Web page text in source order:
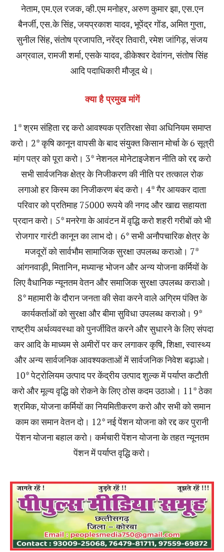
नेताम, एम.एल रजक, व्ही.एम मनोहर, अरुण कुमार झा, एस.एन
बैनर्जी, एस.के सिंह, जयप्रकाश यादव, भूपेंद्र गोंड, अमित गुप्ता,
सुनील सिंह, संतोष प्रजापति, नरेंद्र तिवारी, रमेश जांगिड़, संजय
अग्रवाल, रामजी शर्मा, एसके यादव, डीकेश्वर देवांगन, संतोष सिंह
आदि पदाधिकारी मौजूद थे।
क्या है प्रमुख मांगें
1* श्रम संहिता रद्द करो आवश्यक प्रतिरक्षा सेवा अधिनियम समाप्त
करो। 2* कृषि कानून वापसी के बाद संयुक्त किसान मोर्चा के 6 सूत्री
मांग पत्र को पूरा करो। 3* नेशनल मोनेटाइजेशन नीति को रद्द करो
सभी सार्वजनिक क्षेत्र के निजीकरण की नीति पर तत्काल रोक
लगाओ हर किस्म का निजीकरण बंद करो। 4* गैर आयकर दाता
परिवार को प्रतिमाह 75000 रूपये की नगद और खाद्य सहायता
प्रदान करो। 5* मनरेगा के आवंटन में वृद्धि करो शहरी गरीबों को भी
रोजगार गारंटी कानून का लाभ दो। 6* सभी अनौपचारिक क्षेत्र के
मजदूरों को सार्वभौम सामाजिक सुरक्षा उपलब्ध कराओ। 7*
आंगनवाड़ी, मितानिन, मध्यान्ह भोजन और अन्य योजना कर्मियों के
लिए वैधानिक न्यूनतम वेतन और समाजिक सुरक्षा उपलब्ध कराओ।
8* महामारी के दौरान जनता की सेवा करने वाले अग्रिम पंक्ति के
कार्यकर्ताओं को सुरक्षा और बीमा सुविधा उपलब्ध कराओ। 9*
राष्ट्रीय अर्थव्यवस्था को पुनर्जीवित करने और सुधारने के लिए संपदा
कर आदि के माध्यम से अमीरों पर कर लगाकर कृषि, शिक्षा, स्वास्थ्य
और अन्य सार्वजनिक आवश्यकताओं में सार्वजनिक निवेश बढ़ाओ।
10* पेट्रोलियम उत्पाद पर केंद्रीय उत्पाद शुल्क में पर्याप्त कटौती
करो और मूल्य वृद्धि को रोकने के लिए ठोस कदम उठाओ। 11* ठेका
श्रमिक, योजना कर्मियों का नियमितीकरण करो और सभी को समान
काम का समान वेतन दो। 12* नई पेंशन योजना को रद्द कर पुरानी
पेंशन योजना बहाल करो। कर्मचारी पेंशन योजना के तहत न्यूनतम
पेंशन में पर्याप्त वृद्धि करो।